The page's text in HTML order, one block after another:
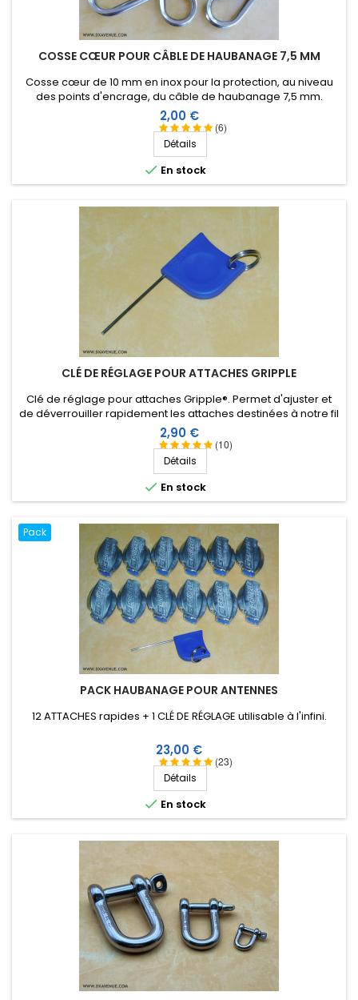
COSSE CŒUR POUR CÂBLE DE HAUBANAGE 7,5 MM
(6)
Cosse cœur de 10 mm en inox pour la protection, au niveau
des points d'encrage, du câble de haubanage 7,5 mm.
Prix
2,00 €
Détails
 En stock
CLÉ DE RÉGLAGE POUR ATTACHES GRIPPLE
(10)
Clé de réglage pour attaches Gripple®. Permet d'ajuster et
de déverrouiller rapidement les attaches destinées à notre fil
isolant de 2,6 ou 3 mm.
Prix
2,90 €
Détails
 En stock
Pack
PACK HAUBANAGE POUR ANTENNES
(23)
12 ATTACHES rapides + 1 CLÉ DE RÉGLAGE utilisable à l'infini.
Prix
23,00 €
Détails
 En stock